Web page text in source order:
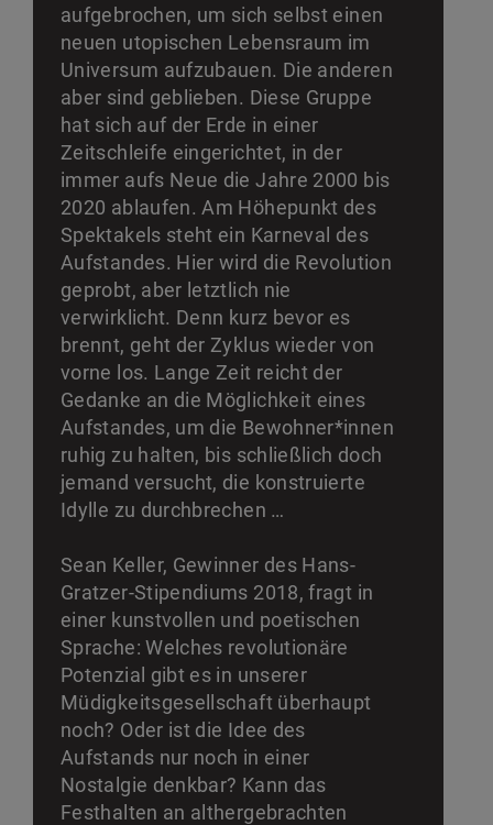
aufgebrochen, um sich selbst einen
neuen utopischen Lebensraum im
Universum aufzubauen. Die anderen
aber sind geblieben. Diese Gruppe
hat sich auf der Erde in einer
Zeitschleife eingerichtet, in der
immer aufs Neue die Jahre 2000 bis
2020 ablaufen. Am Höhepunkt des
Spektakels steht ein Karneval des
Aufstandes. Hier wird die Revolution
geprobt, aber letztlich nie
verwirklicht. Denn kurz bevor es
brennt, geht der Zyklus wieder von
vorne los. Lange Zeit reicht der
Gedanke an die Möglichkeit eines
Aufstandes, um die Bewohner*innen
ruhig zu halten, bis schließlich doch
jemand versucht, die konstruierte
Idylle zu durchbrechen …
Sean Keller, Gewinner des Hans-
Gratzer-Stipendiums 2018, fragt in
einer kunstvollen und poetischen
Sprache: Welches revolutionäre
Potenzial gibt es in unserer
Müdigkeitsgesellschaft überhaupt
noch? Oder ist die Idee des
Aufstands nur noch in einer
Nostalgie denkbar? Kann das
Festhalten an althergebrachten